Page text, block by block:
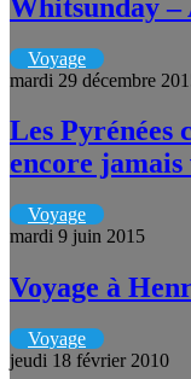
Whitsunday –
Voyage
mardi 29 décembre
Les Pyrénées
encore jamais
Voyage
mardi 9 juin 2015
Voyage à
Voyage
jeudi 18 février 2010